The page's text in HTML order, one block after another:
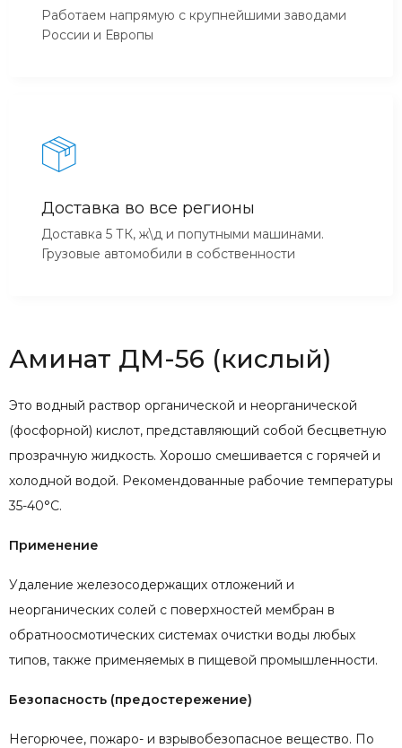
Работаем напрямую с крупнейшими заводами
России и Европы
Доставка во все регионы
Доставка 5 ТК, ж\д и попутными машинами.
Грузовые автомобили в собственности
Аминат ДМ-56 (кислый)
Это водный раствор органической и неорганической
(фосфорной) кислот, представляющий собой бесцветную
прозрачную жидкость. Хорошо смешивается с горячей и
холодной водой. Рекомендованные рабочие температуры
35-40°С.
Применение
Удаление железосодержащих отложений и
неорганических солей с поверхностей мембран в
обратноосмотических системах очистки воды любых
типов, также применяемых в пищевой промышленности.
Безопасность (предостережение)
Негорючее, пожаро- и взрывобезопасное вещество. По